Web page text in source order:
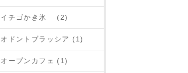
イチゴかき氷 (2)
オドントブラッシア (1)
オープンカフェ (1)